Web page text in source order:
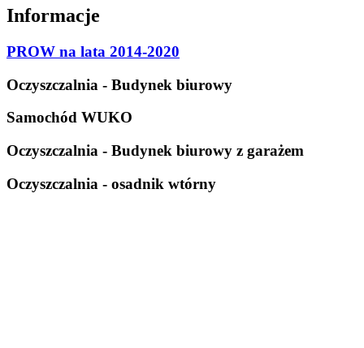
Informacje
PROW na lata 2014-2020
Oczyszczalnia - Budynek biurowy
Samochód WUKO
Oczyszczalnia - Budynek biurowy z garażem
Oczyszczalnia - osadnik wtórny